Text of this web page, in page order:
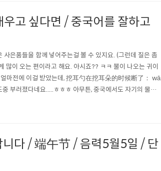
고 싶다면 / 중국어를 잘하고
은품들을 함께 넣어주는걸 볼 수 있지요. (그런데 질은 좀
많이 오는 편이라고 해요. 아시죠?? ㅋㅋ 불이 나오는 귀이
마전에 이걸 받았는데, 挖耳勺在挖耳朵的时候断了： wā
러졌다네요.....ㅎㅎㅎ 아무튼, 중국에서도 자기의 물건을
huó dòng 여러가지 행사들을 많이 해요. 할인행사, 1+1
니다 / 端午节 / 음력5월5일 / 단